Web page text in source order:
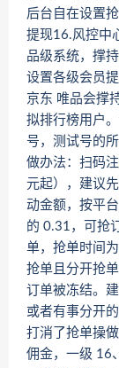
后台自在设置
提现16.风控中
品级系统，撑
设置各级会员
京东 唯品会撑
拟排行榜用户
号，测试号的
做办法：扫码
元起），建议
动金额，按平
的 0.31，可抢
单，抢单时间
抢单且分开抢
订单被冻结。
或者有事分开
打消了抢单操
佣金，一级 16